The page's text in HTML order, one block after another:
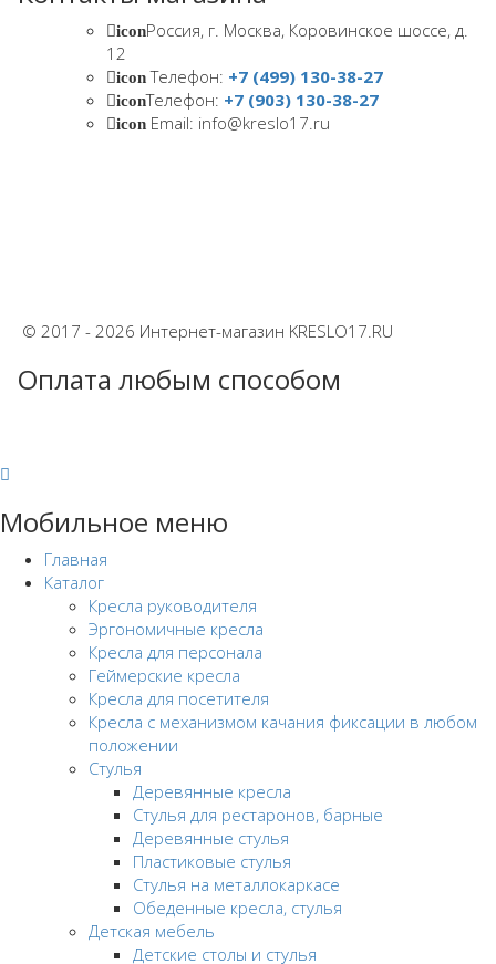
iconРоссия, г. Москва, Коровинское шоссе, д.
12
iconТелефон: +7 (499) 130-38-27
iconТелефон: +7 (903) 130-38-27
icon Email: info@kreslo17.ru
© 2017 - 2026 Интернет-магазин KRESLO17.RU
Оплата любым способом
Мобильное меню
Главная
Каталог
Кресла руководителя
Эргономичные кресла
Кресла для персонала
Геймерские кресла
Кресла для посетителя
Кресла с механизмом качания фиксации в любом
положении
Стулья
Деревянные кресла
Стулья для рестаронов, барные
Деревянные стулья
Пластиковые стулья
Стулья на металлокаркасе
Обеденные кресла, стулья
Детская мебель
Детские столы и стулья